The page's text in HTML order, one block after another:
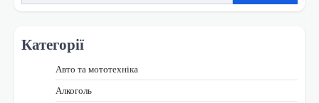
Категорії
Авто та мототехніка
Алкоголь